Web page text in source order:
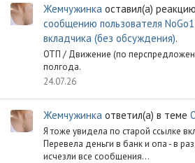
Жемчужинка оставил(а) реакцию
сообщению пользователя NoGo1
вкладчика (без обсуждения).
ОТП / Движение (по
полгода.
24.07.26
Жемчужинка ответил(а) в теме
Я тоже увидела по старой ссылке
Перевела деньги в банк и опа - в
исчезли все сообщения...